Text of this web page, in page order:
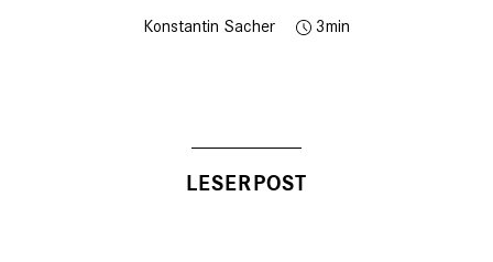
Konstantin Sacher 3